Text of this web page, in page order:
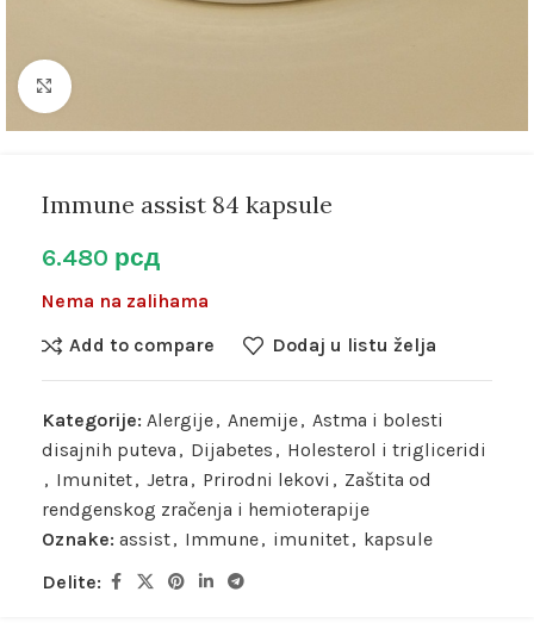
Kliknite za uvećanje
Immune assist 84 kapsule
6.480 рсд
Nema na zalihama
Add to compare
Dodaj u listu želja
Kategorije: Alergije, Anemije, Astma i bolesti
disajnih puteva , Dijabetes , Holesterol i trigliceridi
, Imunitet, Jetra , Prirodni lekovi , Zaštita od
rendgenskog zračenja i hemioterapije
Oznake: assist, Immune, imunitet, kapsule
Delite: